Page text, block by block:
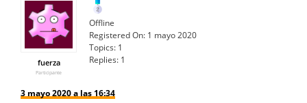
fuerza
Participante
Offline
Registered On: 1 mayo 2020
Topics: 1
Replies: 1
3 mayo 2020 a las 16:34